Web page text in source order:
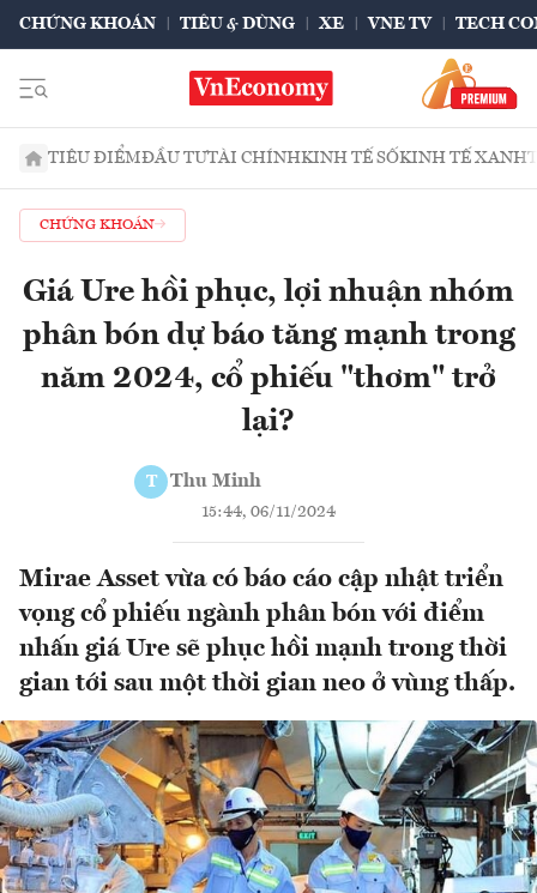
CHỨNG KHOÁN TIÊU & DÙNG XE VNE TV TECH
TIÊU ĐIỂMĐẦU TƯTÀI CHÍNHKINH TẾ SỐKINH TẾ XANH
CHỨNG KHOÁN
Giá Ure hồi phục, lợi nhuận nhóm
phân bón dự báo tăng mạnh trong
năm 2024, cổ phiếu "thơm" trở
lại?
T Thu Minh
15:44, 06/11/2024
Mirae Asset vừa có báo cáo cập nhật triển
vọng cổ phiếu ngành phân bón với điểm
nhấn giá Ure sẽ phục hồi mạnh trong thời
gian tới sau một thời gian neo ở vùng thấp.